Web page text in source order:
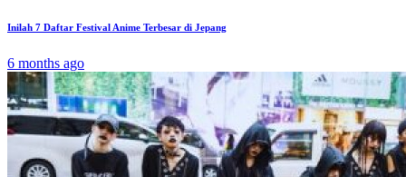
Inilah 7 Daftar Festival Anime Terbesar di Jepang
6 months ago